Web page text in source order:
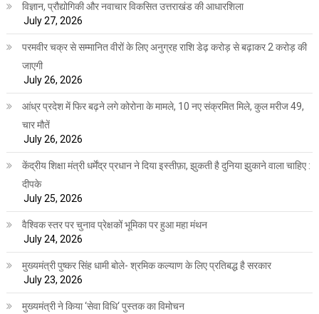
विज्ञान, प्रौद्योगिकी और नवाचार विकसित उत्तराखंड की आधारशिला
July 27, 2026
परमवीर चक्र से सम्मानित वीरों के लिए अनुग्रह राशि डेढ़ करोड़ से बढ़ाकर 2 करोड़ की
जाएगी
July 26, 2026
आंध्र प्रदेश में फिर बढ़ने लगे कोरोना के मामले, 10 नए संक्रमित मिले, कुल मरीज 49,
चार मौतें
July 26, 2026
केंद्रीय शिक्षा मंत्री धर्मेंद्र प्रधान ने दिया इस्तीफ़ा, झुकती है दुनिया झुकाने वाला चाहिए :
दीपके
July 25, 2026
वैश्विक स्तर पर चुनाव प्रेक्षकों भूमिका पर हुआ महा मंथन
July 24, 2026
मुख्यमंत्री पुष्कर सिंह धामी बोले- श्रमिक कल्याण के लिए प्रतिबद्ध है सरकार
July 23, 2026
मुख्यमंत्री ने किया ‘सेवा विधि‘ पुस्तक का विमोचन